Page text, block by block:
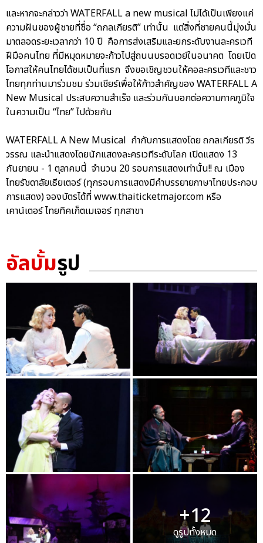
และหากจะกล่าวว่า WATERFALL a new musical ไม่ได้เป็นเพียงแค่
ความฝันของผู้ชายที่ชื่อ “ถกลเกียรติ” เท่านั้น แต่สิ่งที่ชายคนนี้มุ่งมั่น
มาตลอดระยะเวลากว่า 10 ปี คือการส่งเสริมและยกระดับงานละครเวที
ฝีมือคนไทย ที่มีหมุดหมายจะก้าวไปสู่ถนนบรอดเวย์ในอนาคต โดยเปิด
โอกาสให้คนไทยได้ชมเป็นที่แรก จึงขอเชิญชวนให้คอละครเวทีและชาว
ไทยทุกท่านมาร่วมชม ร่วมเชียร์เพื่อให้ก้าวสำคัญของ WATERFALL A
New Musical ประสบความสำเร็จ และร่วมกันบอกต่อความภาคภูมิใจ
ในความเป็น “ไทย” ไปด้วยกัน
WATERFALL A New Musical กำกับการแสดงโดย ถกลเกียรติ วีร
วรรณ และนำแสดงโดยนักแสดงละครเวทีระดับโลก เปิดแสดง 13
กันยายน - 1 ตุลาคมนี้ จำนวน 20 รอบการแสดงเท่านั้น!! ณ เมือง
ไทยรัชดาลัยเธียเตอร์ (ทุกรอบการแสดงมีคำบรรยายภาษาไทยประกอบ
การแสดง) จองบัตรได้ที่ www.thaiticketmajor.com หรือ
เคาน์เตอร์ ไทยทิคเก็ตเมเจอร์ ทุกสาขา
อัลบั้มรูป
+12
ดูรูปทั้งหมด